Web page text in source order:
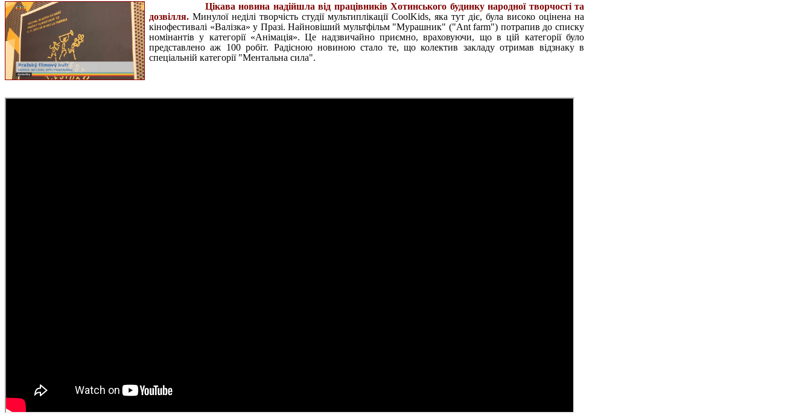
Цікава новина надійшла від працівників Хотинського будинку народної творчості та
дозвілля. Минулої неділі творчість студії мультиплікації CoolKids, яка тут діє, була високо оцінена на
кінофестивалі «Валізка» у Празі. Найновіший мультфільм "Мурашник" ("Ant farm") потрапив до списку
номінантів у категорії «Анімація». Це надзвичайно приємно, враховуючи, що в цій категорії було
представлено аж 100 робіт. Радісною новиною стало те, що колектив закладу отримав відзнаку в
спеціальній категорії "Ментальна сила".